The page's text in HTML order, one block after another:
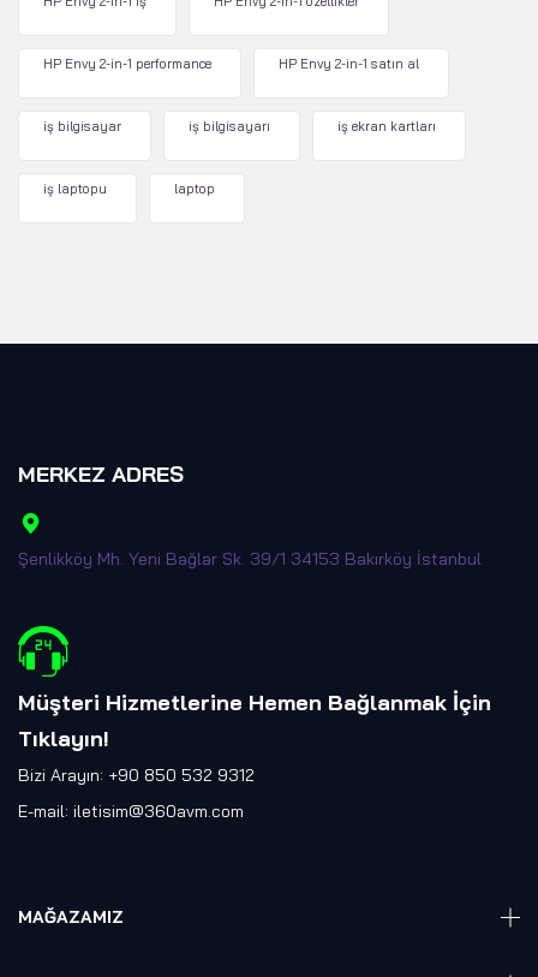
HP Envy 2-in-1 performance HP Envy 2-in-1 satın al
iş bilgisayar iş bilgisayarı iş ekran kartları
iş laptopu laptop
MERKEZ ADRES
Şenlikköy Mh. Yeni Bağlar Sk. 39/1 34153 Bakırköy İstanbul
Müşteri Hizmetlerine Hemen Bağlanmak İçin
Tıklayın!
Bizi Arayın: +90 850 532 9312
E-mail: iletisim@360avm.com
MAĞAZAMIZ